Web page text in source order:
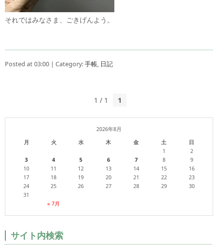
それではみなさま、ごきげんよう。
Posted at 03:00 | Category:手帳, 日記
1 / 1 1
2026年8月
月
火 水 木 金 土 日
« 7月
1
2
3
4 5 6 7 8
9
10
11 12 13 14 15
16
17
18 19 20 21 22
23
24
25 26 27 28 29
30
31
サイト内検索